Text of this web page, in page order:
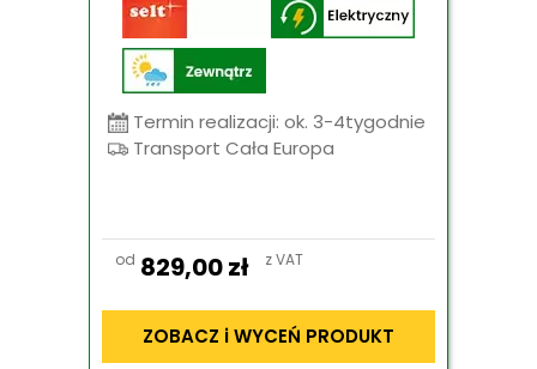
Termin realizacji: ok. 3-4tygodnie
Transport Cała Europa
od 829,00zł z VAT
ZOBACZ i WYCEŃ PRODUKT